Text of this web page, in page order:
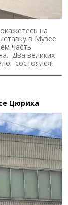
на
в Музее
часть
Два великих
состоялся!
Цюриха